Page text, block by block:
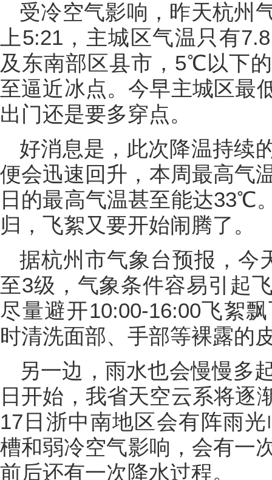
受冷空气影响，昨天杭州
上5:21，主城区气温只有
及东南部区县市，5℃以下
至逼近冰点。今早主城区最
出门还是要多穿点。
好消息是，此次降温持续
便会迅速回升，本周最高气
日的最高气温甚至能达33℃
归，飞絮又要开始闹腾了。
据杭州市气象台预报，今
至3级，气象条件容易引起
尽量避开10:00-16:00飞絮
时清洗面部、手部等裸露的
另一边，雨水也会慢慢多
日开始，我省天空云系将逐
17日浙中南地区会有阵雨
槽和弱冷空气影响，会有一
前后还有一次降水过程。